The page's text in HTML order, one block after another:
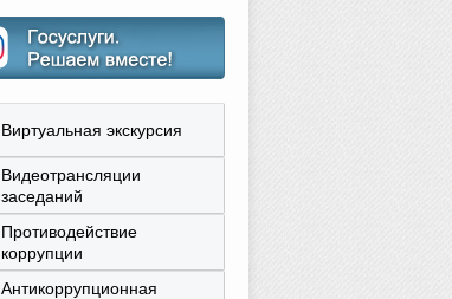
Виртуальная экскурсия
Видеотрансляции
заседаний
Противодействие
коррупции
Aнтикоррупционная